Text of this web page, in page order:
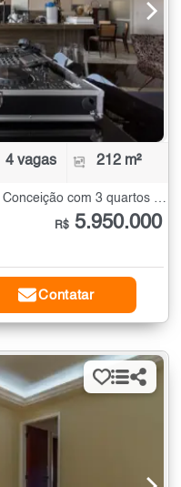
4 vagas 212 m²
Apartamento à Venda na Vila Nova Conceição com 3 quartos - 212 m²
R$ 5.950.000
Contatar